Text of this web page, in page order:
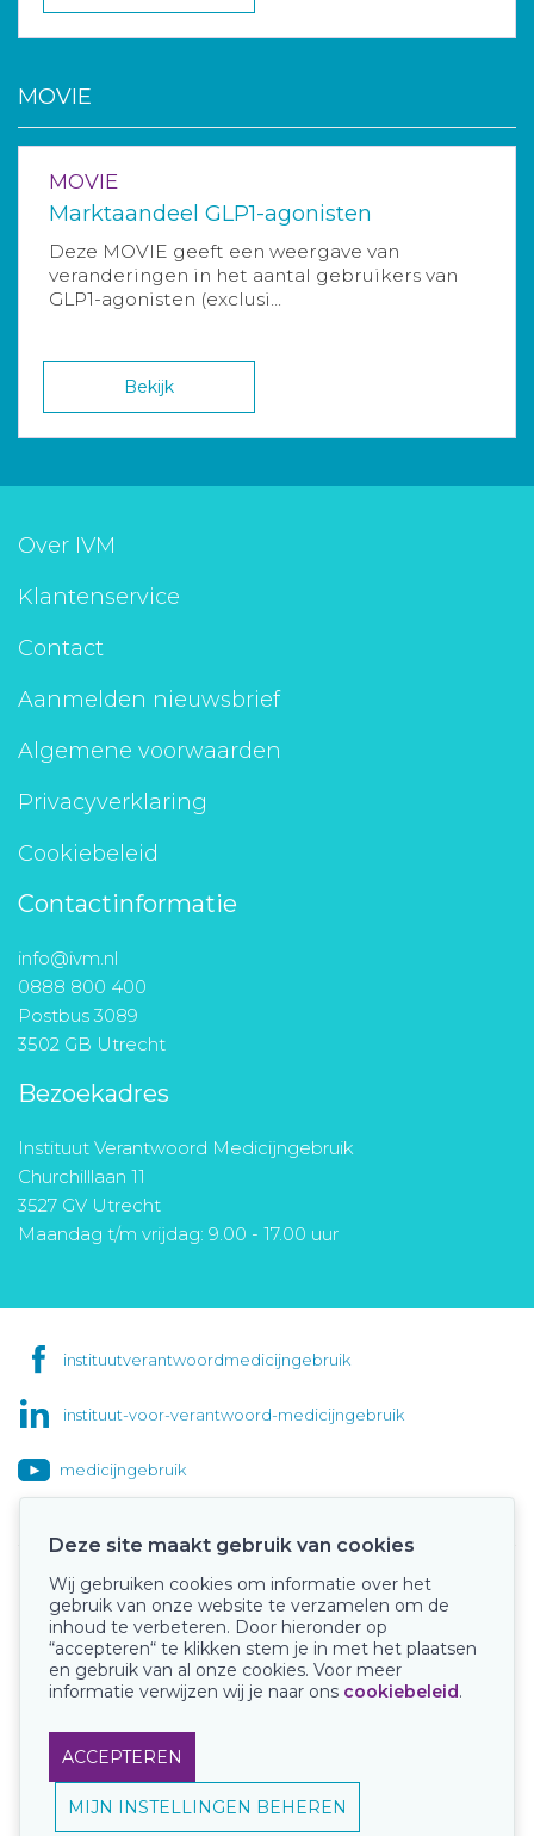
MOVIE
MOVIE
Marktaandeel GLP1-agonisten
Deze MOVIE geeft een weergave van
veranderingen in het aantal gebruikers van
GLP1-agonisten (exclusi...
Bekijk
Over IVM
Klantenservice
Contact
Aanmelden nieuwsbrief
Algemene voorwaarden
Privacyverklaring
Cookiebeleid
Contactinformatie
info@ivm.nl
0888 800 400
Postbus 3089
3502 GB Utrecht
Bezoekadres
Instituut Verantwoord Medicijngebruik
Churchilllaan 11
3527 GV Utrecht
Maandag t/m vrijdag: 9.00 - 17.00 uur
instituutverantwoordmedicijngebruik
instituut-voor-verantwoord-medicijngebruik
medicijngebruik
Onze keurmerken
Deze site maakt gebruik van cookies
Wij gebruiken cookies om informatie over het
gebruik van onze website te verzamelen om de
inhoud te verbeteren. Door hieronder op
“accepteren“ te klikken stem je in met het plaatsen
en gebruik van al onze cookies. Voor meer
informatie verwijzen wij je naar ons cookiebeleid.
ACCEPTEREN
MIJN INSTELLINGEN BEHEREN